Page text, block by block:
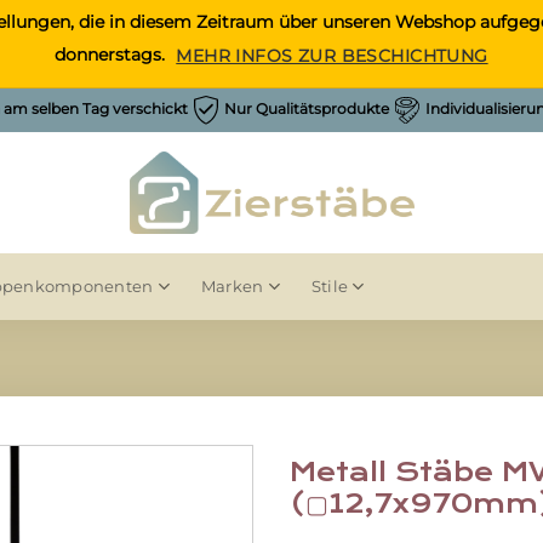
die in diesem Zeitraum über unseren Webshop
donnerstags. MEHR INFOS ZUR BESCHICHTUNG
selben Tag verschickt Nur Qualitätsprodukte
Marken Stile
Metall Stäbe